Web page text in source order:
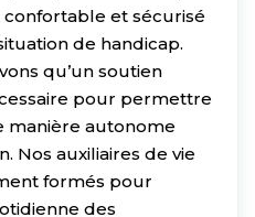
et sécurisé
de handicap.
qu’un soutien
pour permettre
manière autonome
Nos auxiliaires de vie
formés pour
des